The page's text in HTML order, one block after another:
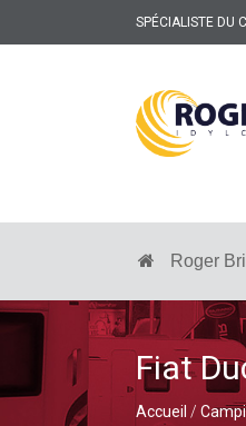
SPÉCIALISTE DU
BRIANT
DU
CAR
DE
LA
CARAVANE
À
RENNES
Roger
Fiat
Accueil /